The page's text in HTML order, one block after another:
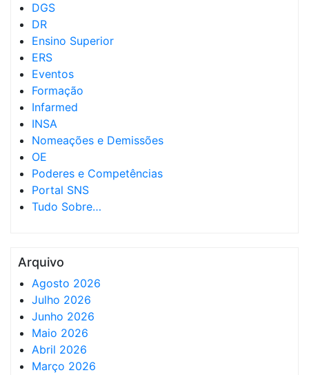
DGS
DR
Ensino Superior
ERS
Eventos
Formação
Infarmed
INSA
Nomeações e Demissões
OE
Poderes e Competências
Portal SNS
Tudo Sobre…
Arquivo
Agosto 2026
Julho 2026
Junho 2026
Maio 2026
Abril 2026
Março 2026